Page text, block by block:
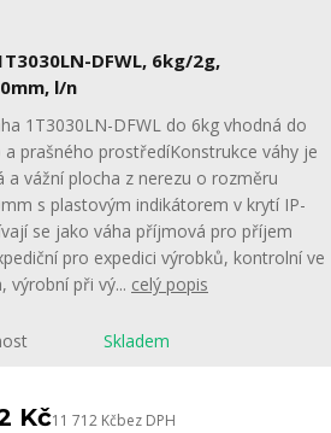
DFWL, 6kg/2g,
l/n
1T3030LN-DFWL do 6kg vhodná do
a prašného prostředíKonstrukce váhy je
a vážní plocha z nerezu o rozměru
s plastovým indikátorem v krytí IP-
se jako váha příjmová pro příjem
pro expedici výrobků, kontrolní ve
výrobní při vý... celý popis
Skladem
Kč11 712 Kčbez DPH